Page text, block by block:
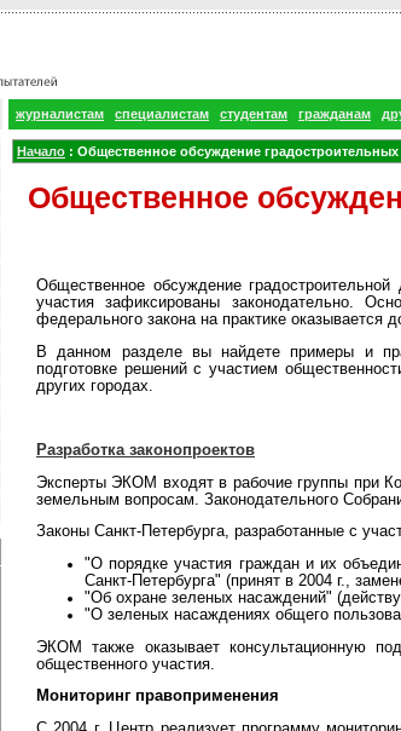
журналистам специалистам студентам гражданам
Начало : Общественное обсуждение градостроительных
Общественное
Общественное обсуждение
участия зафиксированы законодательно.
федерального закона на практике оказывается
В данном разделе вы найдете примеры и
подготовке решений с участием
других городах.
Разработка законопроектов
Эксперты ЭКОМ входят в рабочие группы при
земельным вопросам. Законодательного
Законы Санкт-Петербурга, разработанные с
"О порядке участия граждан и их
Санкт-Петербурга" (принят в 2004 г.,
"Об охране зеленых насаждений"
"О зеленых насаждениях общего
ЭКОМ также оказывает консультационную
общественного участия.
Мониторинг правоприменения